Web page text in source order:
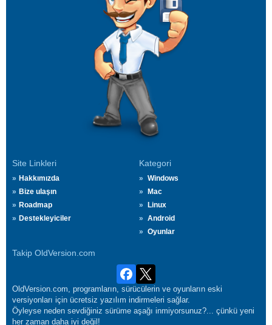
Site Linkleri
Hakkımızda
Bize ulaşın
Roadmap
Destekleyiciler
Kategori
Windows
Mac
Linux
Android
Oyunlar
Takip OldVersion.com
OldVersion.com, programların, sürücülerin ve oyunların eski
versiyonları için ücretsiz yazılım indirmeleri sağlar.
Öyleyse neden sevdiğiniz sürüme aşağı inmiyorsunuz?... çünkü yeni
her zaman daha iyi değil!